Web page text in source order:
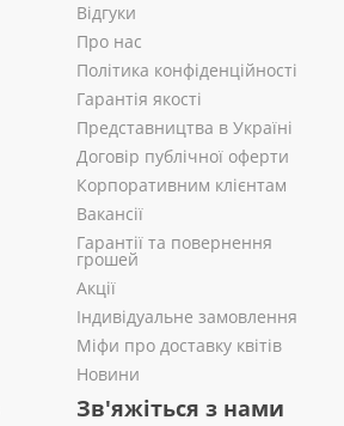
Відгуки
Про нас
Політика конфіденційності
Гарантія якості
Представництва в Україні
Договір публічної оферти
Корпоративним клієнтам
Вакансії
Гарантії та повернення
грошей
Акції
Індивідуальне замовлення
Міфи про доставку квітів
Новини
Зв'яжіться з нами